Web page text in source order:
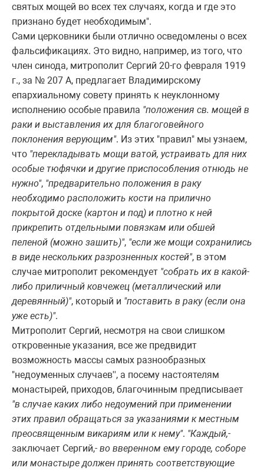
святых мощей во всех тех случаях, когда и где это
признано будет необходимым".
Сами церковники были отлично осведомлены о всех
фальсификациях. Это видно, например, из того, что
член синода, митрополит Сергий 20-го февраля 1919
г., за № 207 А, предлагает Владимирскому
епархиальному совету принять к неуклонному
исполнению особые правила "положения св. мощей в
раки и выставления их для благоговейного
поклонения верующим". Из этих "правил" мы узнаем,
что "перекладывать мощи ватой, устраивать для них
особые тюфячки и другие приспособления отнюдь не
нужно", "предварительно положения в раку
необходимо расположить кости на прилично
покрытой доске (картон и под) и плотно к ней
прикрепить отдельными повязкам или обшей
пеленой (можно зашить)", "если же мощи сохранились
в виде нескольких разрозненных костей", в этом
случае митрополит рекомендует "собрать их в какой-
либо приличный ковчежец (металлический или
деревянный)", который и "поставить в раку (если она
уже есть)".
Митрополит Сергий, несмотря на свои слишком
откровенные указания, все же предвидит
возможность массы самых разнообразных
"недоуменных случаев'', а посему настоятелям
монастырей, приходов, благочинным предписывает
"в случае каких либо недоумений при применении
этих правил обращаться за указаниями к местным
преосвященным викариям или к нему". "Каждый,-
заключает Сергий,- во вверенном ему городе, соборе
или монастыре должен принять соответствующие